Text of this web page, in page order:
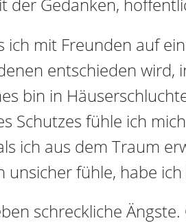
Gedanken,
ich mit Freunden auf
entschieden wird,
bin in
Schutzes fühle ich
ich aus dem Traum
fühle, habe ich
schreckliche